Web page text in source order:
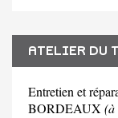
ATELIER DU
Entretien et
BORDEAUX (à